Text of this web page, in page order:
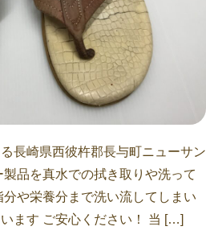
長崎県西彼杵郡長与町ニューサン
品を真水での拭き取りや洗って
や栄養分まで洗い流してしまい
ます ご安心ください！ 当 […]